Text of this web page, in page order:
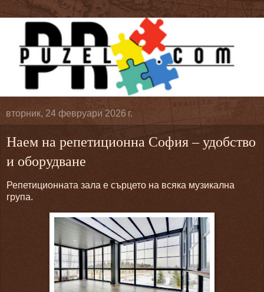
вторник, 24 февруари 2026 г.
Наем на репетиционна София – удобство
и оборудване
Репетиционната зала е сърцето на всяка музикална
група.